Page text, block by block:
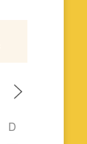
D